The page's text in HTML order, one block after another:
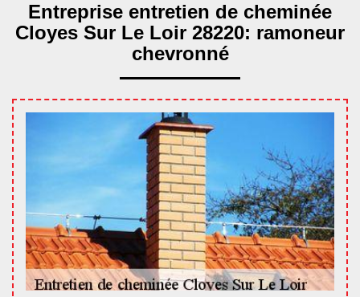
Entreprise entretien de cheminée
Cloyes Sur Le Loir 28220: ramoneur
chevronné